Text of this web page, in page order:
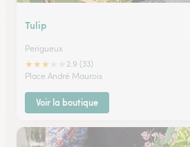
Tulip
Perigueux
★★★
2.9 (33)
Place André Maurois
Voir la boutique